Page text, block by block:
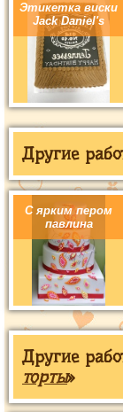
Этикетка виски
Jack Daniel's
Другие
С ярким пером
павлина
Другие
торты»